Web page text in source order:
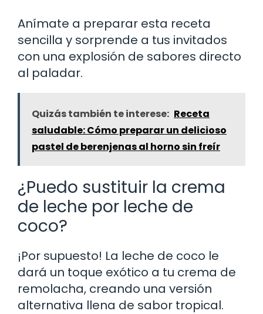
Anímate a preparar esta receta
sencilla y sorprende a tus invitados
con una explosión de sabores directo
al paladar.
Quizás también te interese: Receta
saludable: Cómo preparar un delicioso
pastel de berenjenas al horno sin freír
¿Puedo sustituir la crema
de leche por leche de
coco?
¡Por supuesto! La leche de coco le
dará un toque exótico a tu crema de
remolacha, creando una versión
alternativa llena de sabor tropical.